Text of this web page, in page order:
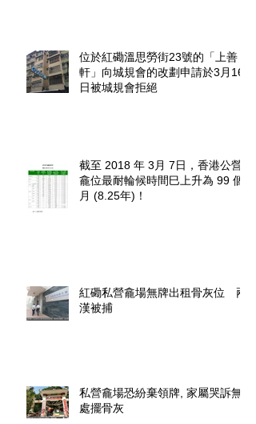
位於紅磡溫思勞街23號的「上善
軒」向城規會的改劃申請於3月16
日被城規會拒絕
截至 2018 年 3月 7日，香港公營
龕位最耐輪候時間巳上升為 99 個
月 (8.25年)！
紅磡私營龕場無牌出租骨灰位 兩
漢被捕
私營龕場恐紛棄領牌, 家屬哭訴無
處擺骨灰